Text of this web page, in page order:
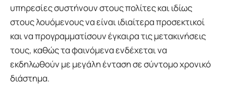
υπηρεσίες συστήνουν στους πολίτες και ιδίως
στους λουόμενους να είναι ιδιαίτερα προσεκτικοί
και να προγραμματίσουν έγκαιρα τις μετακινήσεις
τους, καθώς τα φαινόμενα ενδέχεται να
εκδηλωθούν με μεγάλη ένταση σε σύντομο χρονικό
διάστημα.